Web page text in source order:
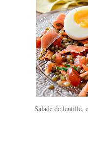
Salade de lentille,